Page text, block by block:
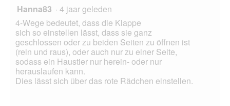
Hanna83 · 4 jaar geleden
4-Wege bedeutet, dass die Klappe
sich so einstellen lässt, dass sie ganz
geschlossen oder zu beiden Seiten zu öffnen ist
(rein und raus), oder auch nur zu einer Seite,
sodass ein Haustier nur herein- oder nur
herauslaufen kann.
Dies lässt sich über das rote Rädchen einstellen.